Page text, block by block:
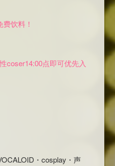
饮料！
coser14:00点即可优先入
・cosplay・声